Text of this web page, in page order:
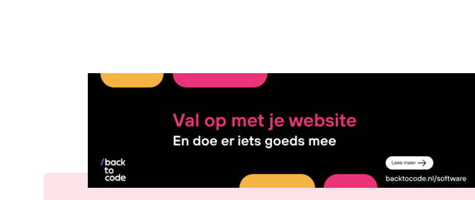
26 jun 2025, 09:58